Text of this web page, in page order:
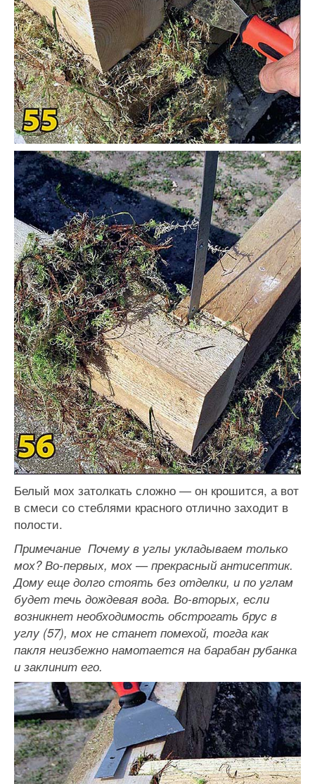
Белый мох затолкать сложно — он крошится, а вот
в смеси со стеблями красного отлично заходит в
полости.
Примечание Почему в углы укладываем только
мох? Во-первых, мох — прекрасный антисептик.
Дому еще долго стоять без отделки, и по углам
будет течь дождевая вода. Во-вторых, если
возникнет необходимость обстрогать брус в
углу (57), мох не станет помехой, тогда как
пакля неизбежно намотается на барабан рубанка
и заклинит его.